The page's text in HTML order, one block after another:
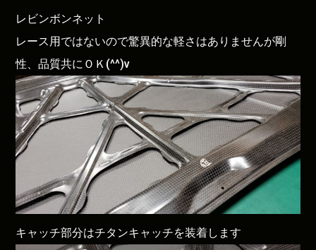
レビンボンネット
レース用ではないので驚異的な軽さはありませんが剛
性、品質共にＯＫ(^^)v
キャッチ部分はチタンキャッチを装着します